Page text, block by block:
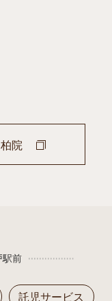
院
駅前
託児サービス